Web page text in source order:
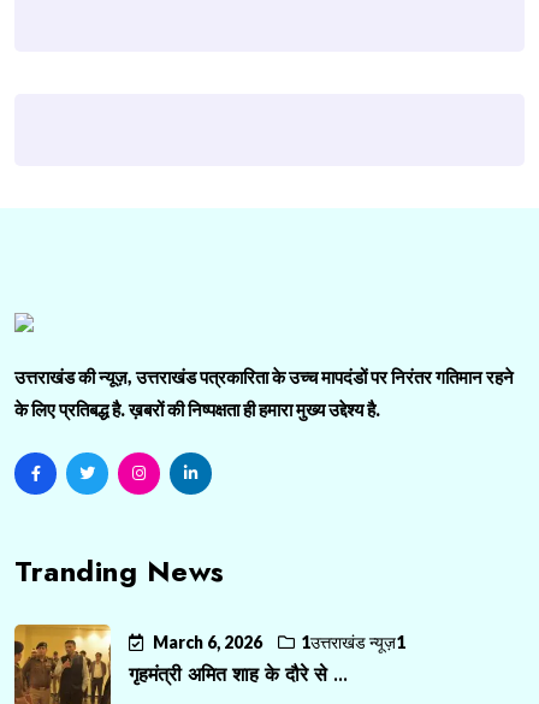
उत्तराखंड की न्यूज़, उत्तराखंड पत्रकारिता के उच्च मापदंडों पर निरंतर गतिमान रहने
के लिए प्रतिबद्ध है. ख़बरों की निष्पक्षता ही हमारा मुख्य उद्देश्य है.
Tranding News
March 6, 2026 1उत्तराखंड न्यूज़1
गृहमंत्री अमित शाह के दौरे से ...